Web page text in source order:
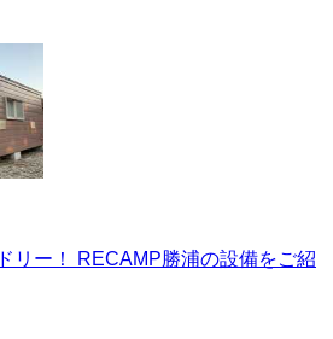
リー！ RECAMP勝浦の設備をご紹